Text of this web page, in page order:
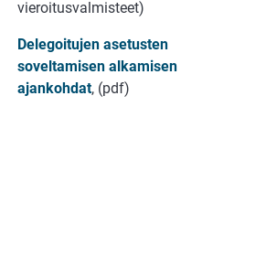
vieroitusvalmisteet)
Delegoitujen asetusten
soveltamisen alkamisen
ajankohdat, (pdf)